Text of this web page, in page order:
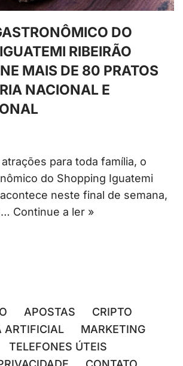
DO
RIBEIRÃO
MAIS DE 80 PRATOS
NACIONAL E
para toda família, o
do Shopping Iguatemi
neste final de semana,
Continue a ler »
APOSTAS
CRIPTO
ARTIFICIAL
MARKETING
TELEFONES ÚTEIS